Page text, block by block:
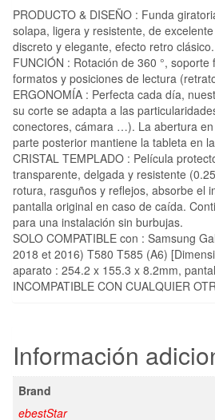
PRODUCTO & DISEÑO : Funda
solapa, ligera y resistente, de
discreto y elegante, efecto retro clásico.
FUNCIÓN : Rotación de 360 °,
formatos y posiciones de lectura
ERGONOMÍA : Perfecta cada día,
su corte se adapta a las
conectores, cámara …). La abertura
parte posterior mantiene la tableta en
CRISTAL TEMPLADO : Película
transparente, delgada y resistente
rotura, rasguños y reflejos, absorbe el
pantalla original en caso de caída.
para una instalación sin burbujas.
SOLO COMPATIBLE con : Samsung
2018 et 2016) T580 T585 (A6)
aparato : 254.2 x 155.3 x 8.2mm,
INCOMPATIBLE CON CUALQUIER
Información
Brand
ebestStar